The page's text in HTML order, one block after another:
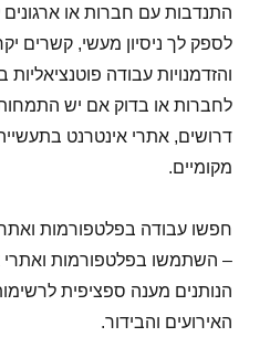
התנדבות עם חברות או ארגונים
לספק לך ניסיון מעשי, קשרים
והזדמנויות עבודה
לחברות או בדוק אם יש
דרושים, אתרי אינטרנט בתעשייה
מקומיים.
חפשו עבודה בפלטפורמות
– השתמשו בפלטפורמות ואתרי
הנותנים מענה ספציפית
האירועים והבידור.